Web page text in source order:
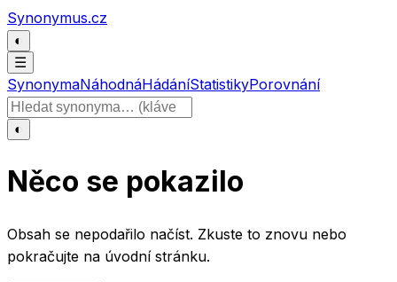
Přeskočit na obsah
Synonymus.cz
◐
☰
SynonymaNáhodnáHádáníStatistikyPorovnání
Hledat slovo
◐
Něco se pokazilo
Obsah se nepodařilo načíst. Zkuste to znovu nebo
pokračujte na úvodní stránku.